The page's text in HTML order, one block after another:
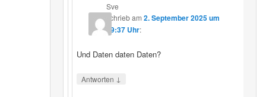
Sve
schriebam 2. September 2025 um
19:37 Uhr:
Und Daten daten Daten?
Antworten ↓